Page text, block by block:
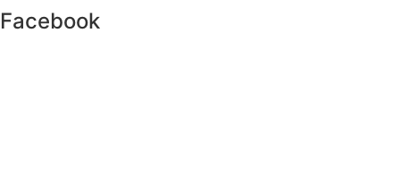
Facebook